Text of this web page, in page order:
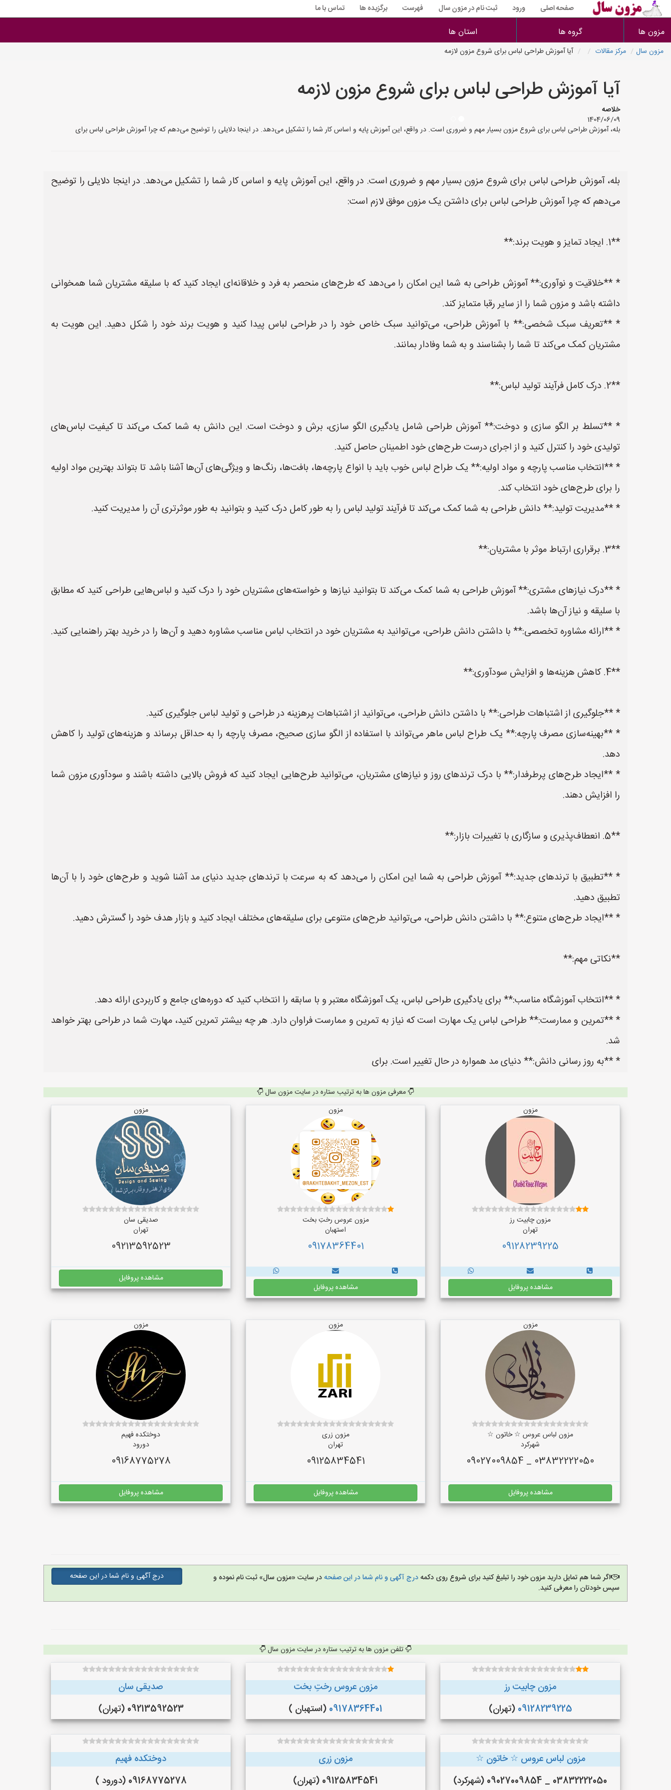
صفحه اصلی ورود ثبت نام در مزون سال فهرست برگزیده ها تماس با ما
مزون ها گروه ها استان ها
مزون سال مرکز مقالات آیا آموزش طراحی لباس برای شروع مزون لازمه
آیا آموزش طراحی لباس برای شروع مزون لازمه
خلاصه
1404/06/09
بله، آموزش طراحی لباس برای شروع مزون بسیار مهم و ضروری است. در واقع، این آموزش پایه و اساس کار شما را تشکیل می‌دهد. در اینجا دلایلی را توضیح می‌دهم که چرا آموزش طراحی لباس برای
بله، آموزش طراحی لباس برای شروع مزون بسیار مهم و ضروری است. در واقع، این آموزش پایه و اساس کار شما را تشکیل می‌دهد. در اینجا دلایلی را توضیح
می‌دهم که چرا آموزش طراحی لباس برای داشتن یک مزون موفق لازم است:
**1. ایجاد تمایز و هویت برند:**
* **خلاقیت و نوآوری:** آموزش طراحی به شما این امکان را می‌دهد که طرح‌های منحصر به فرد و خلاقانه‌ای ایجاد کنید که با سلیقه مشتریان شما همخوانی
داشته باشد و مزون شما را از سایر رقبا متمایز کند.
* **تعریف سبک شخصی:** با آموزش طراحی، می‌توانید سبک خاص خود را در طراحی لباس پیدا کنید و هویت برند خود را شکل دهید. این هویت به
مشتریان کمک می‌کند تا شما را بشناسند و به شما وفادار بمانند.
**2. درک کامل فرآیند تولید لباس:**
* **تسلط بر الگو سازی و دوخت:** آموزش طراحی شامل یادگیری الگو سازی، برش و دوخت است. این دانش به شما کمک می‌کند تا کیفیت لباس‌های
تولیدی خود را کنترل کنید و از اجرای درست طرح‌های خود اطمینان حاصل کنید.
* **انتخاب مناسب پارچه و مواد اولیه:** یک طراح لباس خوب باید با انواع پارچه‌ها، بافت‌ها، رنگ‌ها و ویژگی‌های آن‌ها آشنا باشد تا بتواند بهترین مواد اولیه
را برای طرح‌های خود انتخاب کند.
* **مدیریت تولید:** دانش طراحی به شما کمک می‌کند تا فرآیند تولید لباس را به طور کامل درک کنید و بتوانید به طور موثرتری آن را مدیریت کنید.
**3. برقراری ارتباط موثر با مشتریان:**
* **درک نیازهای مشتری:** آموزش طراحی به شما کمک می‌کند تا بتوانید نیازها و خواسته‌های مشتریان خود را درک کنید و لباس‌هایی طراحی کنید که مطابق
با سلیقه و نیاز آن‌ها باشد.
* **ارائه مشاوره تخصصی:** با داشتن دانش طراحی، می‌توانید به مشتریان خود در انتخاب لباس مناسب مشاوره دهید و آن‌ها را در خرید بهتر راهنمایی کنید.
**4. کاهش هزینه‌ها و افزایش سودآوری:**
* **جلوگیری از اشتباهات طراحی:** با داشتن دانش طراحی، می‌توانید از اشتباهات پرهزینه در طراحی و تولید لباس جلوگیری کنید.
* **بهینه‌سازی مصرف پارچه:** یک طراح لباس ماهر می‌تواند با استفاده از الگو سازی صحیح، مصرف پارچه را به حداقل برساند و هزینه‌های تولید را کاهش
دهد.
* **ایجاد طرح‌های پرطرفدار:** با درک ترندهای روز و نیازهای مشتریان، می‌توانید طرح‌هایی ایجاد کنید که فروش بالایی داشته باشند و سودآوری مزون شما
را افزایش دهند.
**5. انعطاف‌پذیری و سازگاری با تغییرات بازار:**
* **تطبیق با ترندهای جدید:** آموزش طراحی به شما این امکان را می‌دهد که به سرعت با ترندهای جدید دنیای مد آشنا شوید و طرح‌های خود را با آن‌ها
تطبیق دهید.
* **ایجاد طرح‌های متنوع:** با داشتن دانش طراحی، می‌توانید طرح‌های متنوعی برای سلیقه‌های مختلف ایجاد کنید و بازار هدف خود را گسترش دهید.
**نکاتی مهم:**
* **انتخاب آموزشگاه مناسب:** برای یادگیری طراحی لباس، یک آموزشگاه معتبر و با سابقه را انتخاب کنید که دوره‌های جامع و کاربردی ارائه دهد.
* **تمرین و ممارست:** طراحی لباس یک مهارت است که نیاز به تمرین و ممارست فراوان دارد. هر چه بیشتر تمرین کنید، مهارت شما در طراحی بهتر خواهد
شد.
* **به روز رسانی دانش:** دنیای مد همواره در حال تغییر است. برای
معرفی مزون ها به ترتیب ستاره در سایت مزون سال
مزون
مزون چابیت رز
تهران
09128239225
مشاهده پروفایل
مزون
مزون عروس رختِ بخت
استهبان
09178364401
مشاهده پروفایل
مزون
صدیقی سان
تهران
09213592523
مشاهده پروفایل
مزون
مزون لباس عروس ☆ خاتون ☆
شهرکرد
03832222050 _ 09027009854
مشاهده پروفایل
مزون
مزون زری
تهران
09125834541
مشاهده پروفایل
مزون
دوختکده فهیم
دورود
09168775278
مشاهده پروفایل
اگر شما هم تمایل دارید مزون خود را تبلیغ کنید برای شروع روی دکمهدرج آگهی و نام شما در این صفحهدر سایت «مزون سال» ثبت نام نموده و
سپس خودتان را معرفی کنید.
درج آگهی و نام شما در این صفحه
تلفن مزون ها به ترتیب ستاره در سایت مزون سال
مزون چابیت رز
09128239225 (تهران)
مزون عروس رختِ بخت
09178364401 (استهبان )
صدیقی سان
09213592523 (تهران)
مزون لباس عروس ☆ خاتون ☆
03832222050 _ 09027009854 (شهرکرد)
مزون زری
09125834541 (تهران)
دوختکده فهیم
09168775278 (دورود )